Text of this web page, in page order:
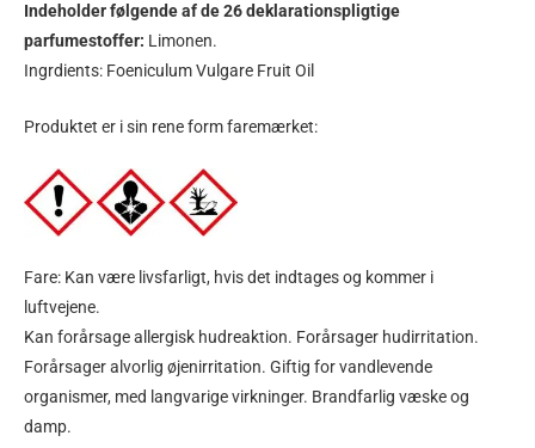
Indeholder følgende af de 26 deklarationspligtige
parfumestoffer: Limonen.
Ingrdients: Foeniculum Vulgare Fruit Oil
Produktet er i sin rene form faremærket:
Fare: Kan være livsfarligt, hvis det indtages og kommer i
luftvejene.
Kan forårsage allergisk hudreaktion. Forårsager hudirritation.
Forårsager alvorlig øjenirritation. Giftig for vandlevende
organismer, med langvarige virkninger. Brandfarlig væske og
damp.